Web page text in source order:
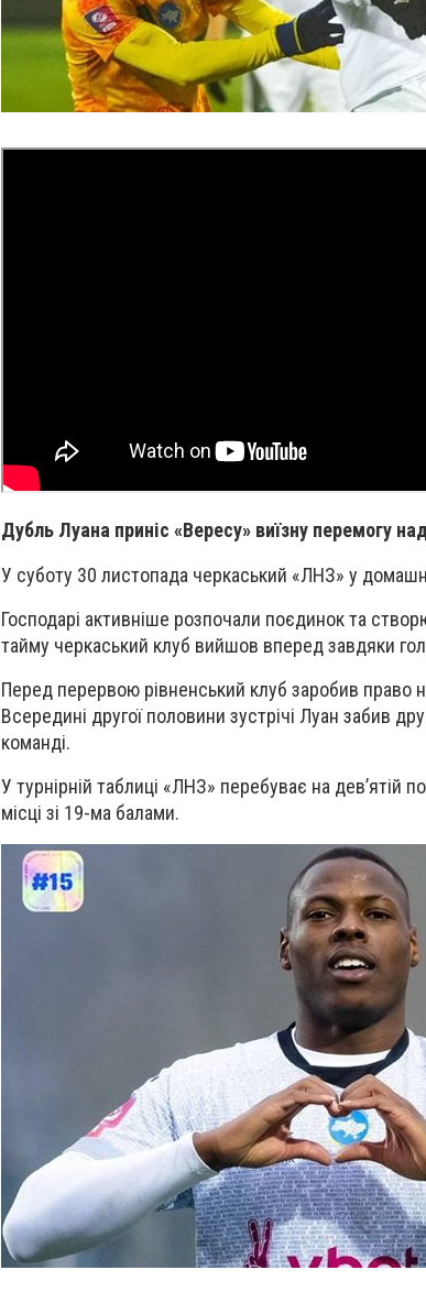
Дубль Луана приніс «Вересу» виїзну перемогу
У суботу 30 листопада черкаський «ЛНЗ» у
Господарі активніше розпочали поєдинок та
тайму черкаський клуб вийшов вперед завдяки
Перед перервою рівненський клуб заробив право
Всередині другої половини зустрічі Луан забив
команді.
У турнірній таблиці «ЛНЗ» перебуває на девʼятій
місці зі 19-ма балами.